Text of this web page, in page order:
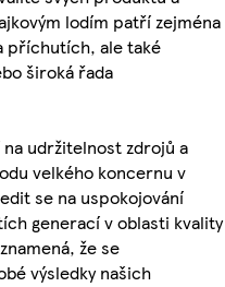
lodím patří zejména
příchutích, ale také
široká řada
udržitelnost zdrojů a
velkého koncernu v
se na uspokojování
generací v oblasti kvality
že se
výsledky našich